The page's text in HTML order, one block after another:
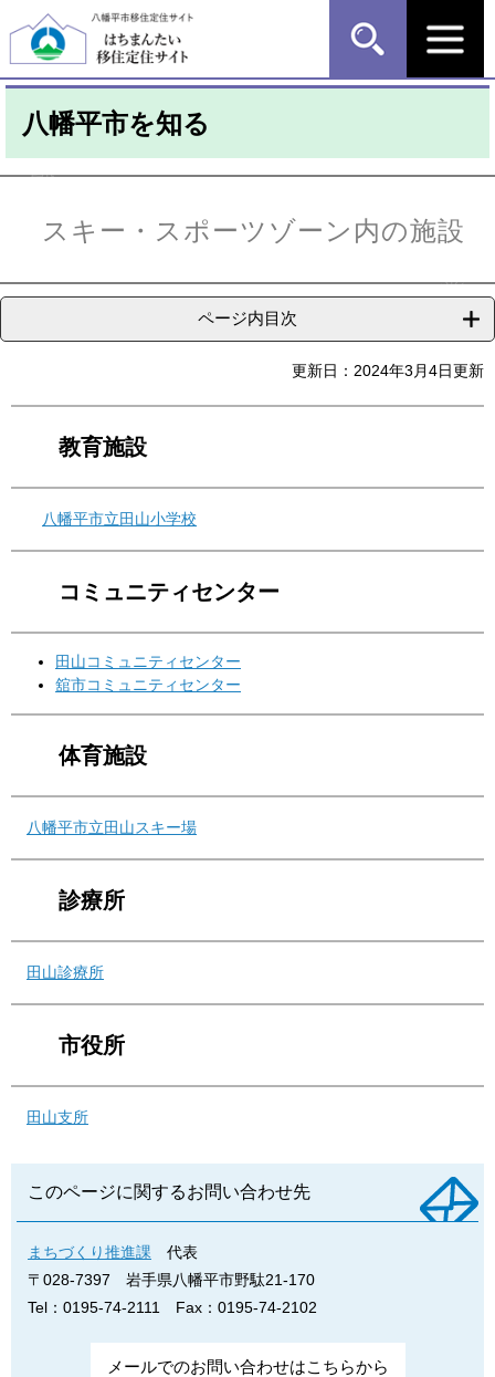
ー
の
す
ニ
ー
し
八幡平市を知る
スキー・スポーツゾーン内の施設
ページ内目次
更新日：2024年3月4日更新
教育施設
八幡平市立田山小学校
コミュニティセンター
田山コミュニティセンター
舘市コミュニティセンター
体育施設
八幡平市立田山スキー場
診療所
田山診療所
市役所
田山支所
このページに関するお問い合わせ先
まちづくり推進課
代表
〒028-7397
岩手県八幡平市野駄21-170
Tel：0195-74-2111
Fax：0195-74-2102
メールでのお問い合わせはこちらから